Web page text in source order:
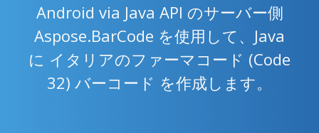
Android via Java API のサーバー側
Aspose.BarCode を使用して、Java
に イタリアのファーマコード (Code
32) バーコード を作成します。